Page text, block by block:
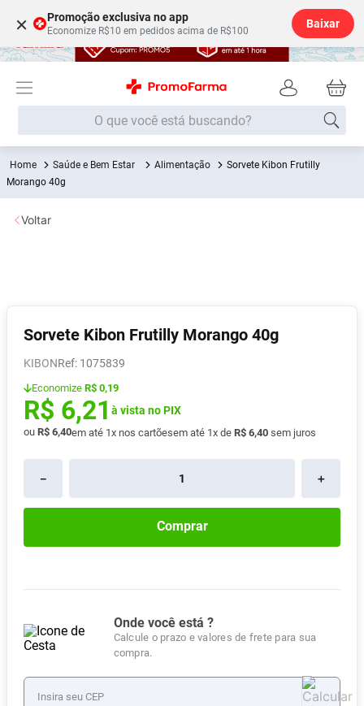
× Promoção exclusiva no app
Economize R$10 em pedidos acima de R$100
Baixar
O que você está buscando?
Saúde e Bem Estar Alimentação
Sorvete Kibon Frutilly
Morango 40g
Sorvete Kibon Frutilly Morango 40g
KIBON : 1075839
Economize R$ 0,19
R$ 6,21 à vista no PIX
ou R$ 6,40em até 1x nos cartõesem até 1x de R$ 6,40 sem juros
＋
－
Comprar
Onde você está ?
Calcule o prazo e valores de frete para sua
compra.
Voltar
Termos mais buscados
1º Fralda
2
5º Fralda G
6º Shampoo
7º Desodorante
8º Pampers Confort Sec
9 Vitamina D
10º Soro Fisiológico